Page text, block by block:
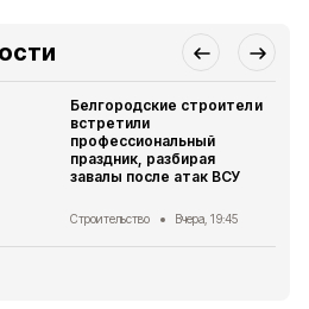
Белгородские строители
встретили
профессиональный
праздник, разбирая
завалы после атак ВСУ
Строительство Вчера, 19:45